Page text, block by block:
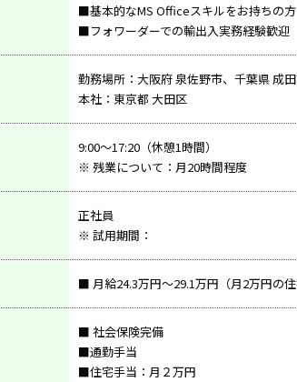
■基本的なMS Officeスキルをお持ちの方
■フォワーダーでの輸出入実務経験歓迎
勤務場所：大阪府 泉佐野市、千葉県 成
本社：東京都 大田区
9:00～17:20（休憩1時間）
※ 残業について：月20時間程度
正社員
※ 試用期間：
■ 月給24.3万円～29.1万円（月2万円の
■ 社会保険完備
■通勤手当
■住宅手当：月２万円